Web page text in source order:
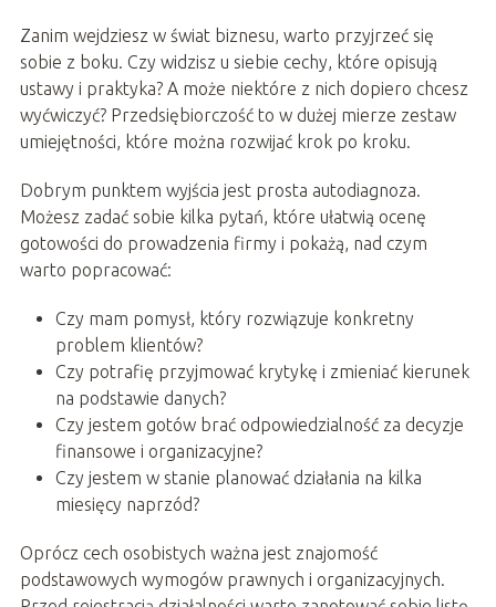
Zanim wejdziesz w świat biznesu, warto przyjrzeć się
sobie z boku. Czy widzisz u siebie cechy, które opisują
ustawy i praktyka? A może niektóre z nich dopiero chcesz
wyćwiczyć? Przedsiębiorczość to w dużej mierze zestaw
umiejętności, które można rozwijać krok po kroku.
Dobrym punktem wyjścia jest prosta autodiagnoza.
Możesz zadać sobie kilka pytań, które ułatwią ocenę
gotowości do prowadzenia firmy i pokażą, nad czym
warto popracować:
Czy mam pomysł, który rozwiązuje konkretny
problem klientów?
Czy potrafię przyjmować krytykę i zmieniać kierunek
na podstawie danych?
Czy jestem gotów brać odpowiedzialność za decyzje
finansowe i organizacyjne?
Czy jestem w stanie planować działania na kilka
miesięcy naprzód?
Oprócz cech osobistych ważna jest znajomość
podstawowych wymogów prawnych i organizacyjnych.